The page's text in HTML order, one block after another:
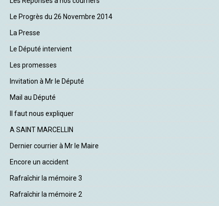
Le Progrès du 26 Novembre 2014
La Presse
Le Député intervient
Les promesses
Invitation à Mr le Député
Mail au Député
Il faut nous expliquer
A SAINT MARCELLIN
Dernier courrier à Mr le Maire
Encore un accident
Rafraîchir la mémoire 3
Rafraîchir la mémoire 2